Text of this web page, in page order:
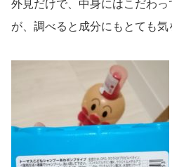
外見だけで、中身にはこだわ
が、調べると成分にもとても気